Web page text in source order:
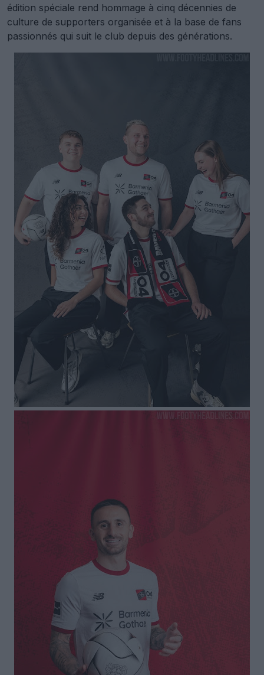
édition spéciale rend hommage à cinq décennies de
culture de supporters organisée et à la base de fans
passionnés qui suit le club depuis des générations.